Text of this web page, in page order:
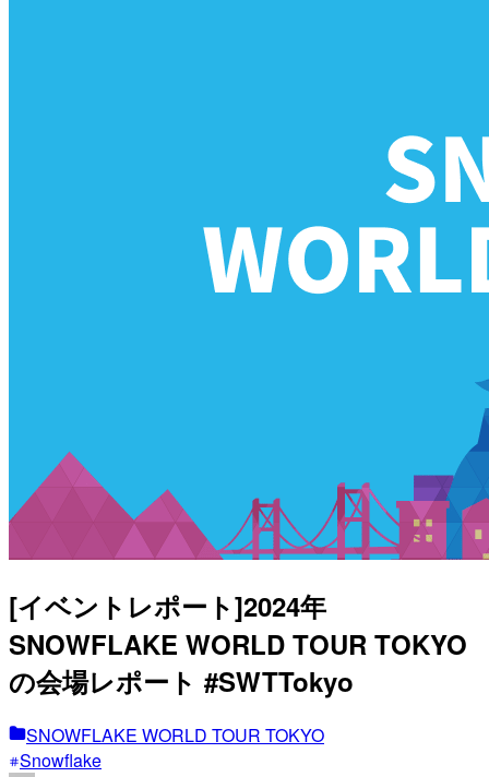
[イベントレポート]2024年
SNOWFLAKE WORLD TOUR TOKYO
の会場レポート #SWTTokyo
SNOWFLAKE WORLD TOUR TOKYO
Snowflake